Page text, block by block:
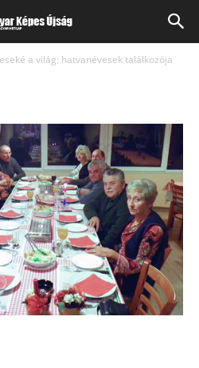
a világ: hatvanévesek találkozója